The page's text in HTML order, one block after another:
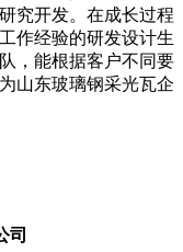
究开发。在成长过程
作经验的研发设计生
，能根据客户不同要
山东玻璃钢采光瓦企
司